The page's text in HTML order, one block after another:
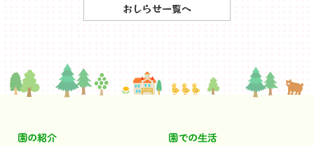
おしらせ一覧へ
園の紹介
園での⽣活